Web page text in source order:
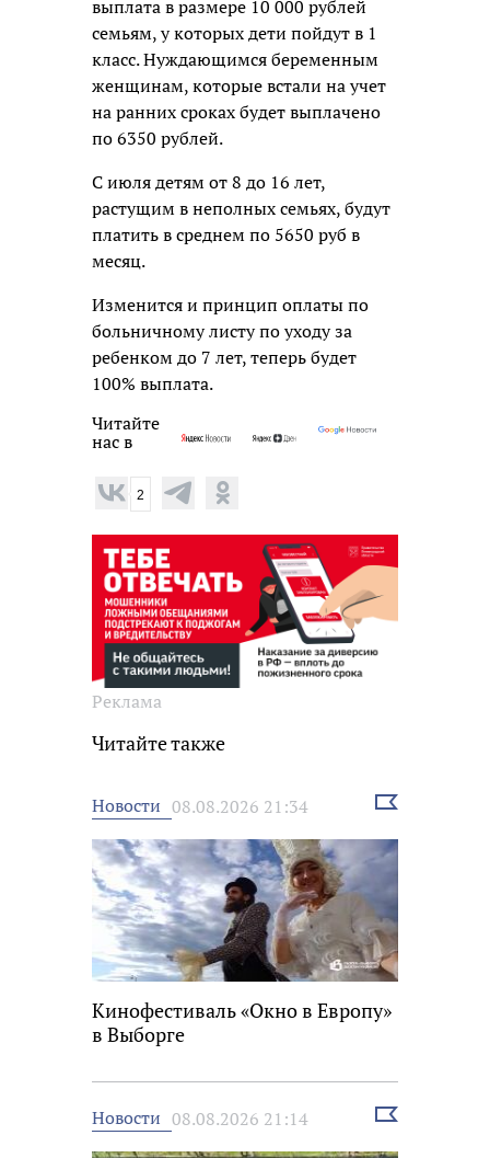
выплата в размере 10 000 рублей
семьям, у которых дети пойдут в 1
класс. Нуждающимся беременным
женщинам, которые встали на учет
на ранних сроках будет выплачено
по 6350 рублей.
С июля детям от 8 до 16 лет,
растущим в неполных семьях, будут
платить в среднем по 5650 руб в
месяц.
Изменится и принцип оплаты по
больничному листу по уходу за
ребенком до 7 лет, теперь будет
100% выплата.
Читайте
нас в
2
Реклама
Читайте также
Новости 08.08.2026 21:34
Выбрать
Кинофестиваль «Окно в Европу»
в Выборге
Новости 08.08.2026 21:14
Выбрать